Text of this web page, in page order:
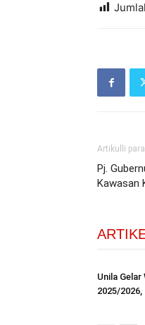
Artikulli
Pj.
Kawasan
Unila
2025/